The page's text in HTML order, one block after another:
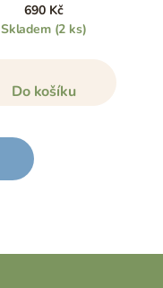
690 Kč
Skladem (2 ks)
Do košíku